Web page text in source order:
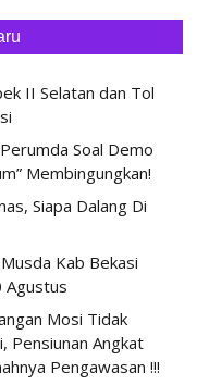
II Selatan dan Tol
Soal Demo
Membingungkan!
Siapa Dalang Di
Kab Bekasi
Agustus
Mosi Tidak
Pensiunan Angkat
Pengawasan !!!